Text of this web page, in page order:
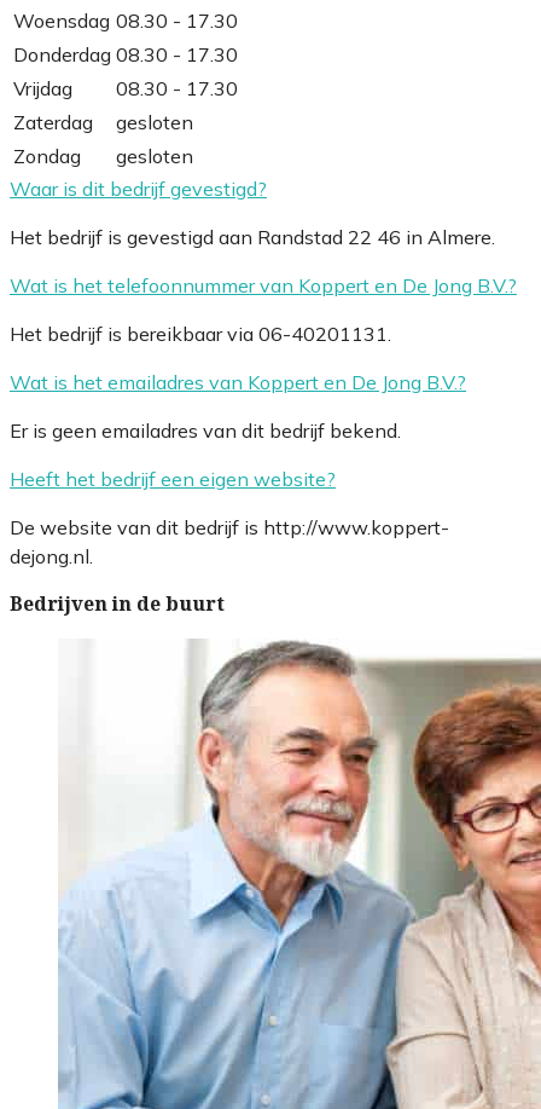
Woensdag 08.30 - 17.30
Donderdag 08.30 - 17.30
Vrijdag
08.30 - 17.30
Zaterdag
gesloten
Zondag
gesloten
Waar is dit bedrijf gevestigd?
Het bedrijf is gevestigd aan Randstad 22 46 in Almere.
Wat is het telefoonnummer van Koppert en De Jong B.V.?
Het bedrijf is bereikbaar via 06-40201131.
Wat is het emailadres van Koppert en De Jong B.V.?
Er is geen emailadres van dit bedrijf bekend.
Heeft het bedrijf een eigen website?
De website van dit bedrijf is http://www.koppert-
dejong.nl.
Bedrijven in de buurt